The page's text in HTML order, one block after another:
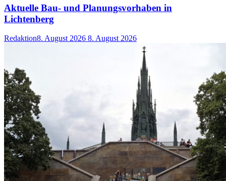
Aktuelle Bau- und Planungsvorhaben in
Lichtenberg
Redaktion8. August 2026 8. August 2026